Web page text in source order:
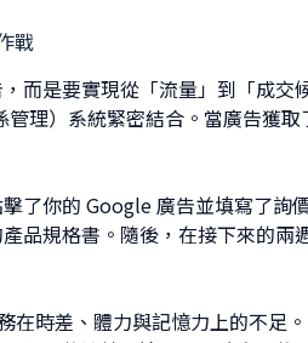
戰
而是要實現從「流量」到「成交
理）系統緊密結合。當廣告獲
了你的 Google 廣告並填寫了詢
品規格書。隨後，在接下來的兩
在時差、體力與記憶力上的不足